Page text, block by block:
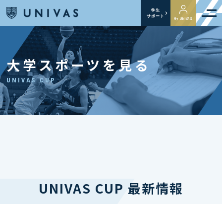
学生
サポート
My UNIVAS
大学スポーツを見る
UNIVAS CUP
UNIVAS CUP 最新情報